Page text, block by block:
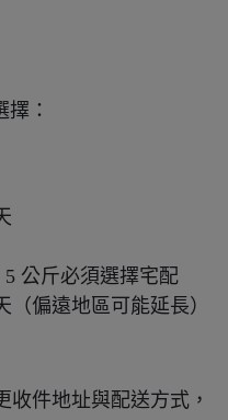
：
公斤必須選擇宅配
偏遠地區可能延長）
件地址與配送方式，